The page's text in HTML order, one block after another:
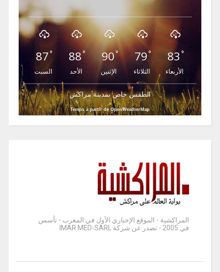
87°
السبت
88°
الأحد
90°
الإثنين
79°
الثلاثاء
83 °
الأربعاء
الطقس خاص بمدينة مراكش
Temps à partir de OpenWeatherMap
المراكشية - الموقع الإخباري الأول في المغرب - تأسس
في 2005 - تصدر عن شركة IMAR MED-SARL